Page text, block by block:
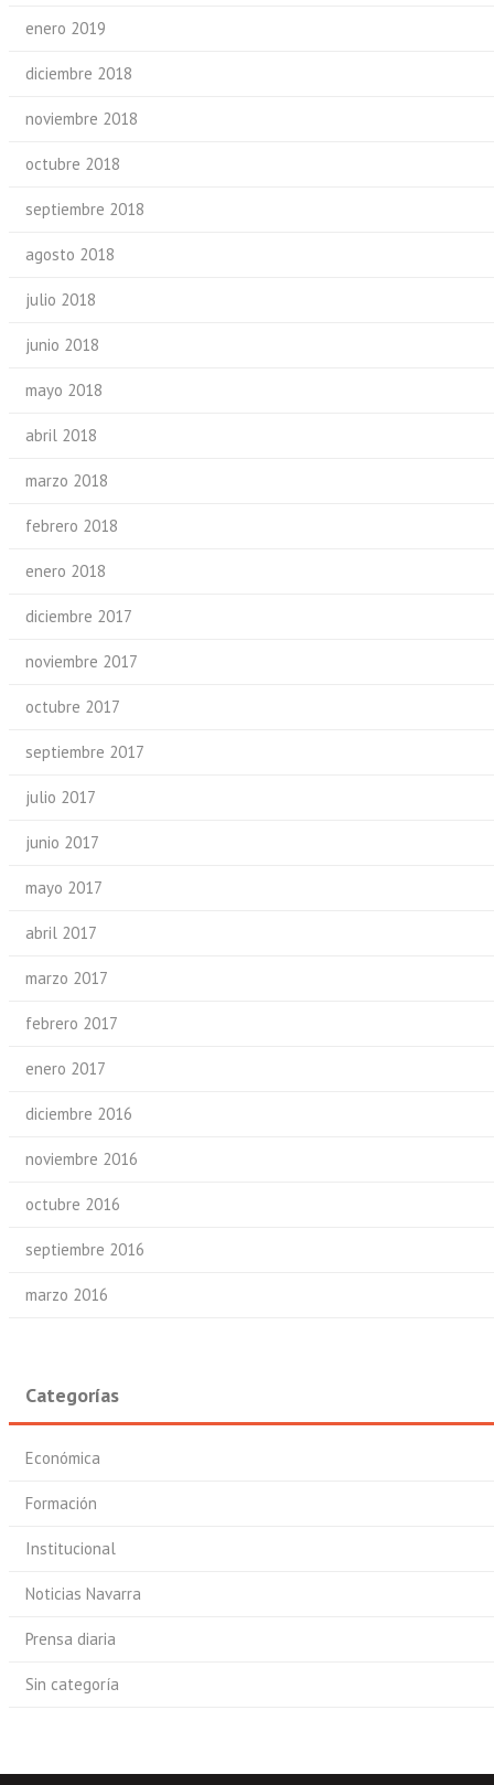
enero 2019
diciembre 2018
noviembre 2018
octubre 2018
septiembre 2018
agosto 2018
julio 2018
junio 2018
mayo 2018
abril 2018
marzo 2018
febrero 2018
enero 2018
diciembre 2017
noviembre 2017
octubre 2017
septiembre 2017
julio 2017
junio 2017
mayo 2017
abril 2017
marzo 2017
febrero 2017
enero 2017
diciembre 2016
noviembre 2016
octubre 2016
septiembre 2016
marzo 2016
Categorías
Económica
Formación
Institucional
Noticias Navarra
Prensa diaria
Sin categoría